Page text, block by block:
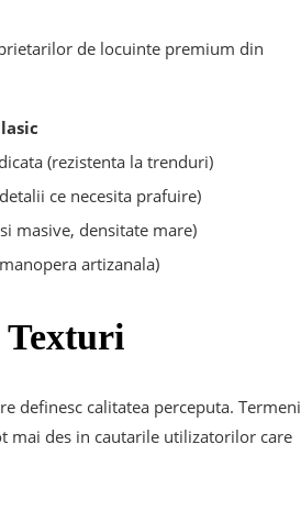
de locuinte premium din
(rezistenta la trenduri)
ce necesita prafuire)
masive, densitate mare)
artizanala)
Texturi
definesc calitatea perceputa. Termeni
mai des in cautarile utilizatorilor care